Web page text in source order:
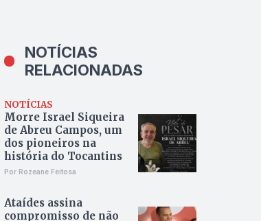
NOTÍCIAS
RELACIONADAS
NOTÍCIAS
Morre Israel Siqueira
de Abreu Campos, um
dos pioneiros na
história do Tocantins
Por Rozeane Feitosa
Ataídes assina
compromisso de não